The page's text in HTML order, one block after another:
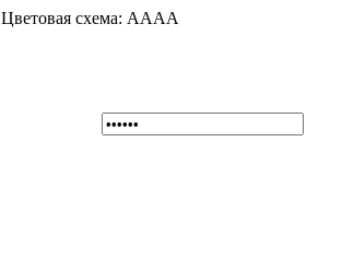
Цветовая схема: AAAA